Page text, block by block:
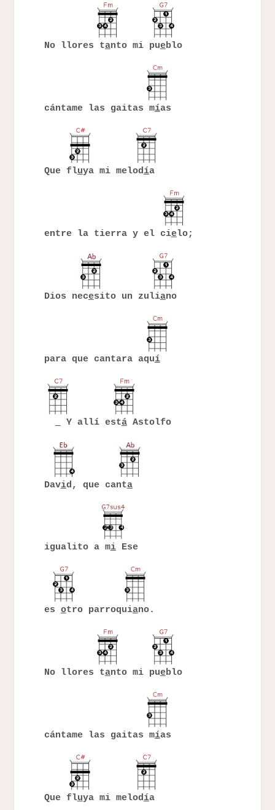
No llores tanto mi pueblo
cántame las gaitas mías
Que fluya mi melodía
entre la tierra y el cielo;
Dios necesito un zuliano
para que cantara aquí
Y allí estáAstolfo
David, que canta
igualito a miEse
es otro parroquiano.
No llores tanto mi pueblo
cántame las gaitas mías
Que fluya mi melodía